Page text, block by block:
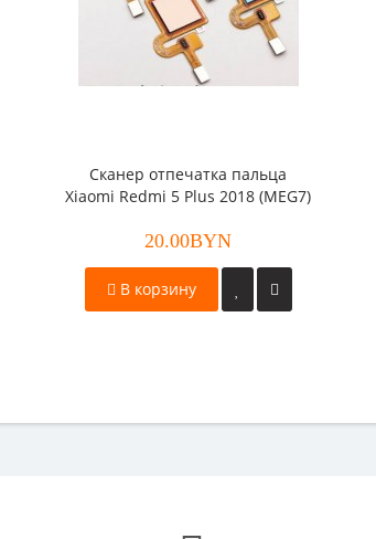
Сканер отпечатка пальца
Xiaomi Redmi 5 Plus 2018 (MEG7)
20.00BYN
В корзину